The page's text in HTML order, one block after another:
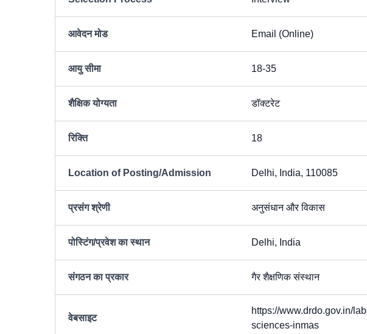
आवेदन मोड Email (Online)
आयु सीमा 18-35
शैक्षिक योग्यता डॉक्टरेट
रिक्ति 18
Location of Posting/Admission Delhi, India, 110085
प्रसंग श्रेणी अनुसंधान और विकास
पोस्टिंग/प्रवेश का स्थान Delhi, India
संगठन का प्रकार गैर शैक्षणिक संस्थान
वेबसाइट
https://www.drdo.gov.in/
sciences-inmas